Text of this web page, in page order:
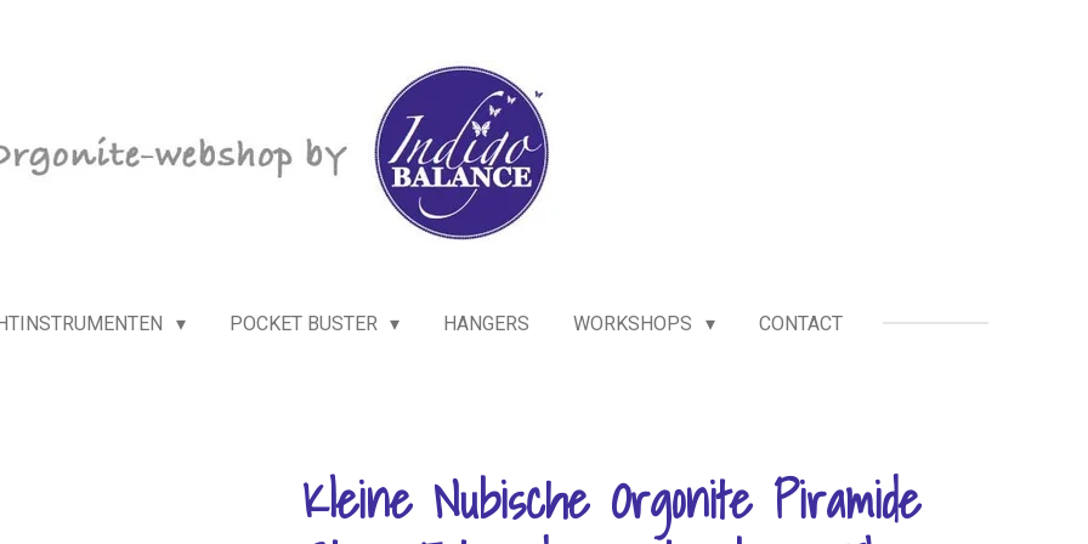
POCKET BUSTER HANGERS WORKSHOPS CONTACT
Kleine Nubische Orgonite Piramide